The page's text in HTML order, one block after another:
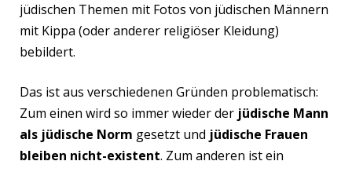
jüdischen Themen mit Fotos von jüdischen Männern
mit Kippa (oder anderer religiöser Kleidung)
bebildert.
Das ist aus verschiedenen Gründen problematisch:
Zum einen wird so immer wieder der jüdische Mann
als jüdische Norm gesetzt und jüdische Frauen
bleiben nicht-existent. Zum anderen ist ein